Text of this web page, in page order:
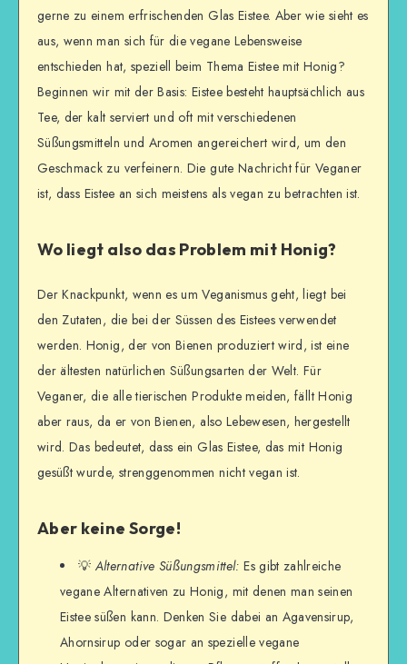
gerne zu einem erfrischenden Glas Eistee. Aber wie sieht es
aus, wenn man sich für die vegane Lebensweise
entschieden hat, speziell beim Thema Eistee mit Honig?
Beginnen wir mit der Basis: Eistee besteht hauptsächlich aus
Tee, der kalt serviert und oft mit verschiedenen
Süßungsmitteln und Aromen angereichert wird, um den
Geschmack zu verfeinern. Die gute Nachricht für Veganer
ist, dass Eistee an sich meistens als vegan zu betrachten ist.
Wo liegt also das Problem mit Honig?
Der Knackpunkt, wenn es um Veganismus geht, liegt bei
den Zutaten, die bei der Süssen des Eistees verwendet
werden. Honig, der von Bienen produziert wird, ist eine
der ältesten natürlichen Süßungsarten der Welt. Für
Veganer, die alle tierischen Produkte meiden, fällt Honig
aber raus, da er von Bienen, also Lebewesen, hergestellt
wird. Das bedeutet, dass ein Glas Eistee, das mit Honig
gesüßt wurde, strenggenommen nicht vegan ist.
Aber keine Sorge!
💡 Alternative Süßungsmittel: Es gibt zahlreiche
vegane Alternativen zu Honig, mit denen man seinen
Eistee süßen kann. Denken Sie dabei an Agavensirup,
Ahornsirup oder sogar an spezielle vegane